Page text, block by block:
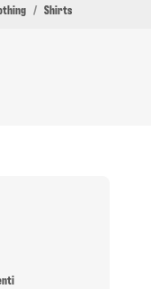
/ Shirts